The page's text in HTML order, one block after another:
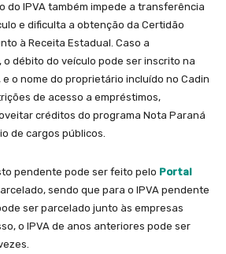
do IPVA também impede a transferência
e dificulta a obtenção da Certidão
à Receita Estadual. Caso a
débito do veículo pode ser inscrito na
o nome do proprietário incluído no Cadin
de acesso a empréstimos,
créditos do programa Nota Paraná
de cargos públicos.
pendente pode ser feito pelo Portal
sendo que para o IPVA pendente
ser parcelado junto às empresas
o IPVA de anos anteriores pode ser